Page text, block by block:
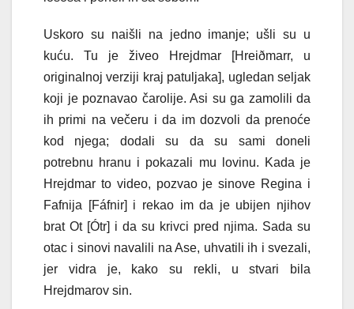
Uskoro su naišli na jedno imanje; ušli su u
kuću. Tu je živeo Hrejdmar [Hreiðmarr, u
originalnoj verziji kraj patuljaka], ugledan seljak
koji je poznavao čarolije. Asi su ga zamolili da
ih primi na večeru i da im dozvoli da prenoće
kod njega; dodali su da su sami doneli
potrebnu hranu i pokazali mu lovinu. Kada je
Hrejdmar to video, pozvao je sinove Regina i
Fafnija [Fáfnir] i rekao im da je ubijen njihov
brat Ot [Ótr] i da su krivci pred njima. Sada su
otac i sinovi navalili na Ase, uhvatili ih i svezali,
jer vidra je, kako su rekli, u stvari bila
Hrejdmarov sin.